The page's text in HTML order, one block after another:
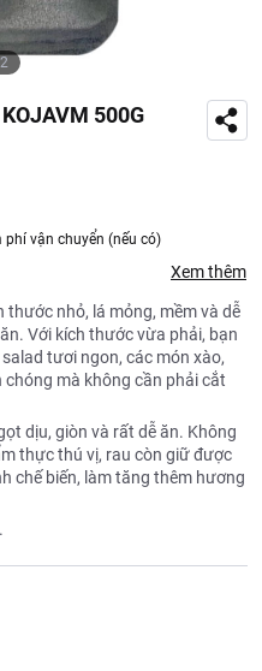
2
500G
vận chuyển (nếu có)
Xem thêm
thước nhỏ, lá mỏng, mềm và dễ
Với kích thước vừa phải, bạn
tươi ngon, các món xào,
mà không cần phải cắt
dịu, giòn và rất dễ ăn. Không
thực thú vị, rau còn giữ được
chế biến, làm tăng thêm hương